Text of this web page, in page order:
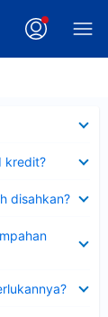
kredit?
disahkan?